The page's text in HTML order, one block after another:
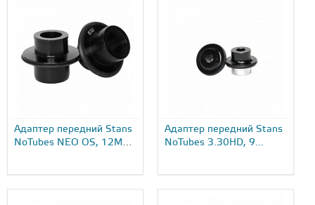
Адаптер передний Stans
NoTubes NEO OS, 12MM
Адаптер передний Stans
NoTubes 3.30HD, 9...